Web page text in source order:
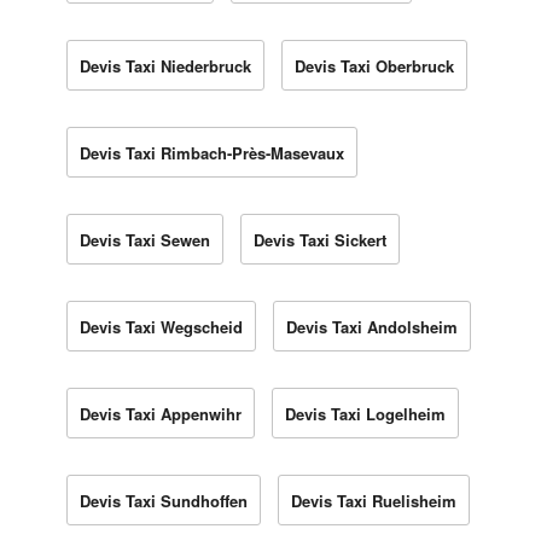
Devis Taxi Niederbruck Devis Taxi Oberbruck
Devis Taxi Rimbach-Près-Masevaux
Devis Taxi Sewen Devis Taxi Sickert
Devis Taxi Wegscheid Devis Taxi Andolsheim
Devis Taxi Appenwihr Devis Taxi Logelheim
Devis Taxi Sundhoffen Devis Taxi Ruelisheim